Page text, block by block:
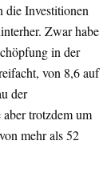
die Investitionen
Zwar habe
in der
von 8,6 auf
der
trotzdem um
mehr als 52